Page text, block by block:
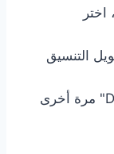
اختر
التنسيق
: انقر على "Download" مرة أخرى